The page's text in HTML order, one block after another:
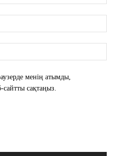
менің атымды,
сақтаңыз.